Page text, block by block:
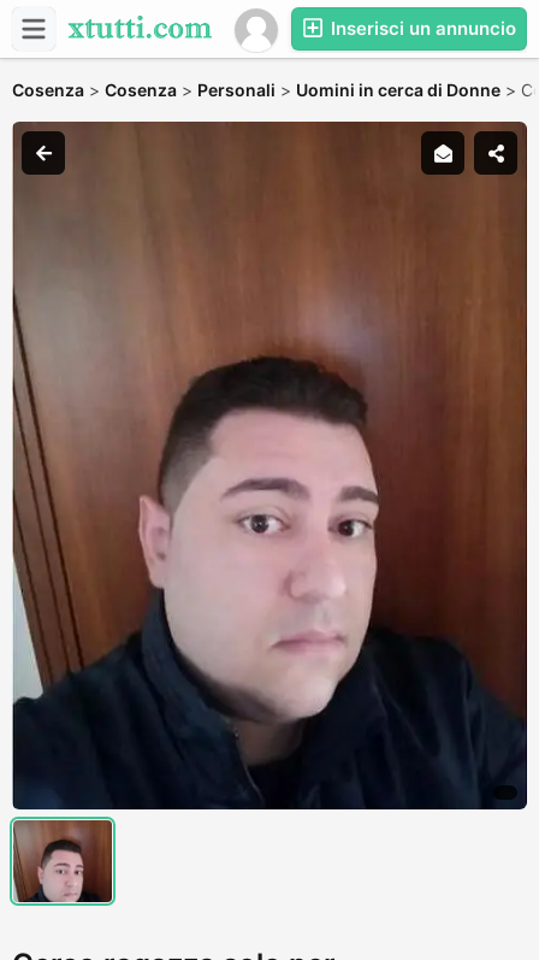
Inserisci un annuncio
Cosenza > Cosenza > Personali > Uomini in cerca di Donne >